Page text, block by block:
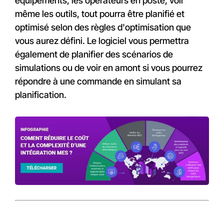
même les outils, tout pourra être planifié et
optimisé selon des règles d'optimisation que
vous aurez défini. Le logiciel vous permettra
également de planifier des scénarios de
simulations ou de voir en amont si vous pourrez
répondre à une commande en simulant sa
planification.